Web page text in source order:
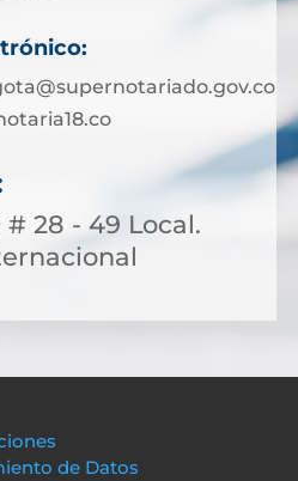
# 28 - 49 Local.
de Datos